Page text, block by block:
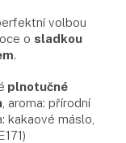
volbou
o sladkou
.
plnotučné
, aroma: přírodní
kakaové máslo,